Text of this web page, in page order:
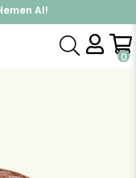
Al!
Üye Ol!
0
Kız Çocuk Boxer Galaksi Temalı Beyaz (8 Yaş)